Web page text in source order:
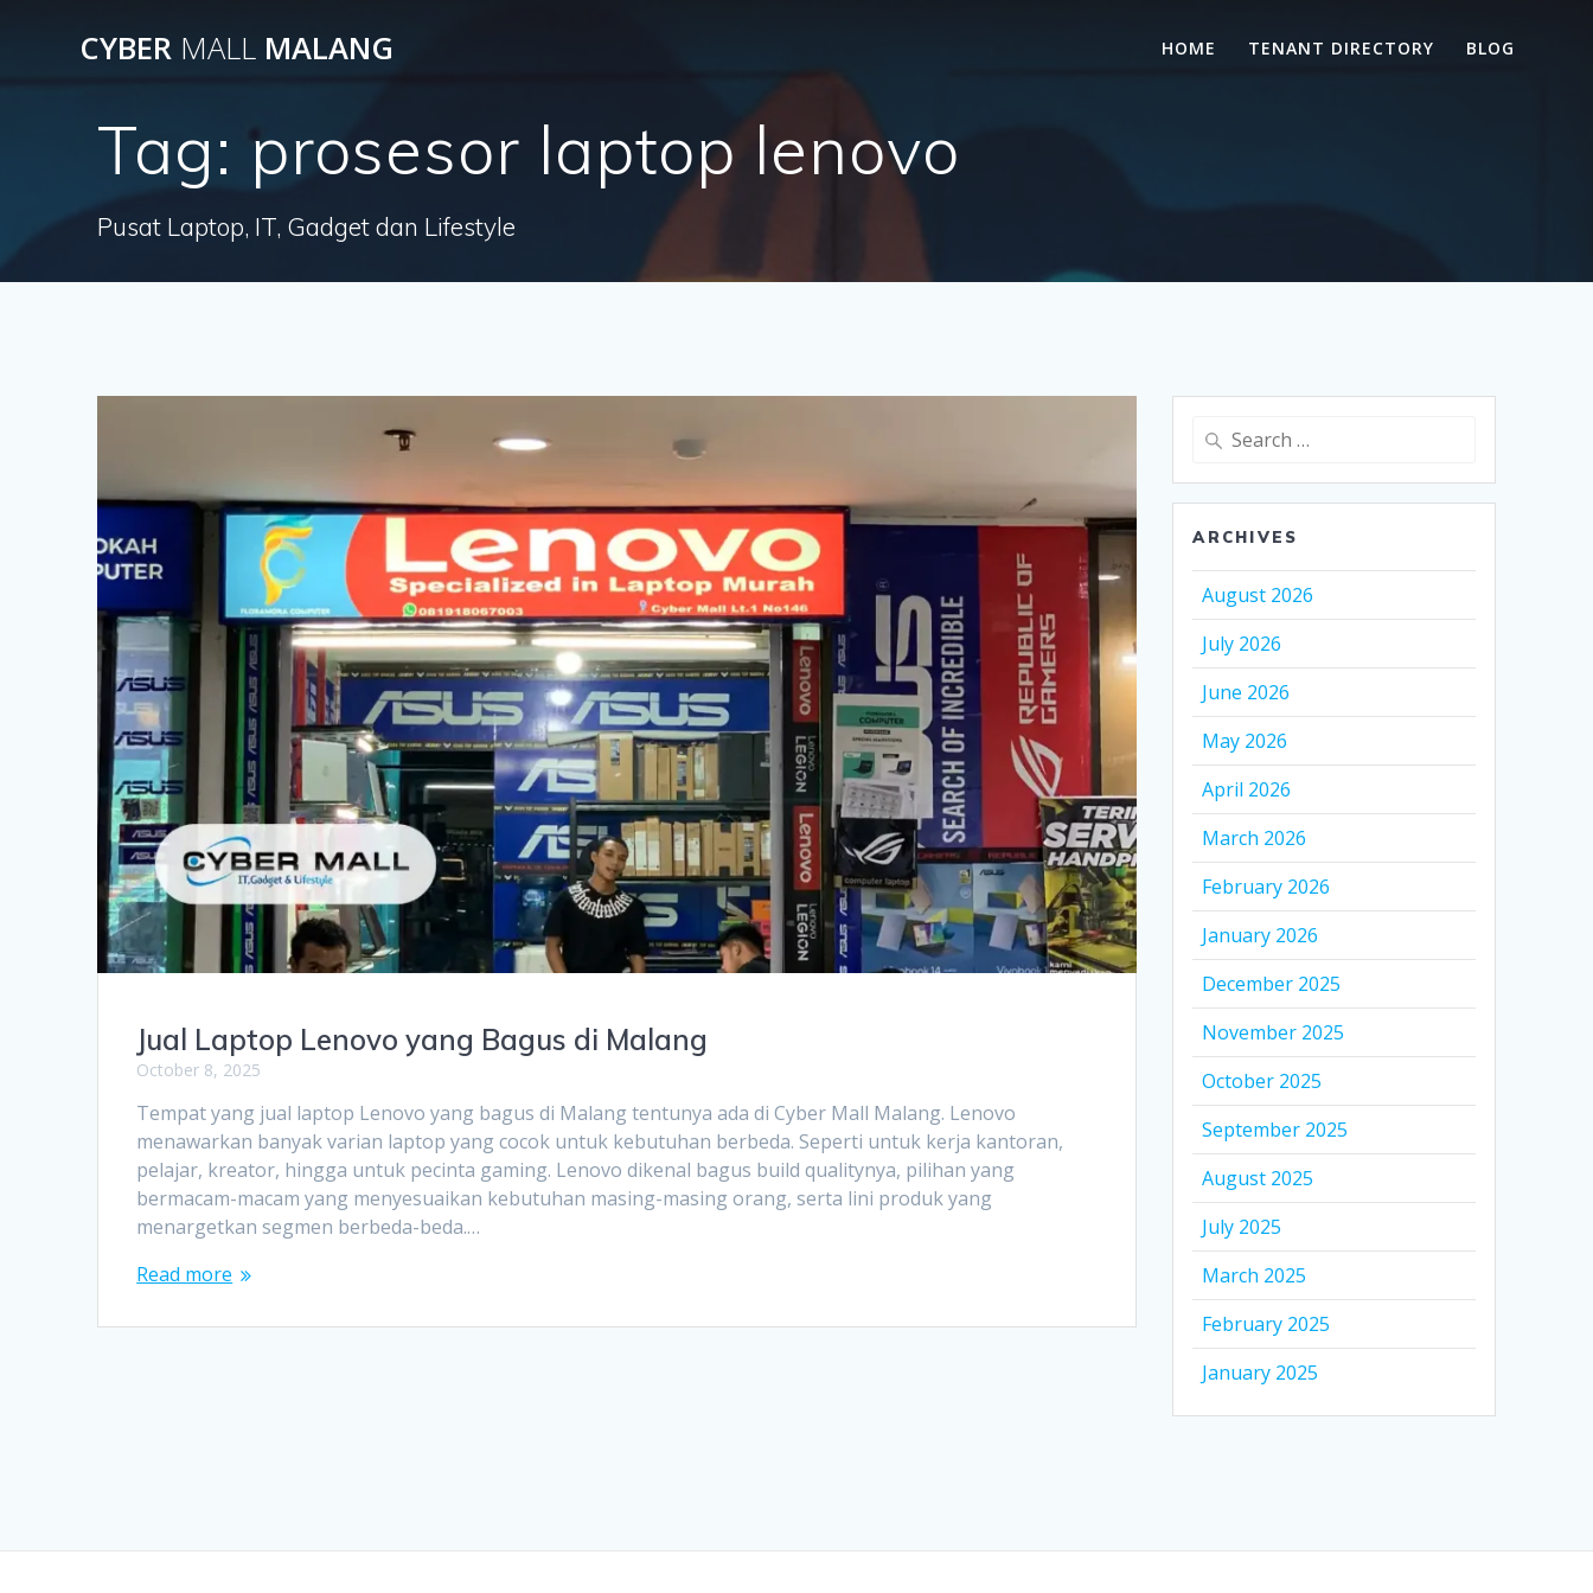
CYBER MALL MALANG HOME TENANT DIRECTORY BLOG
Tag: prosesor laptop lenovo
Pusat Laptop, IT, Gadget dan Lifestyle
Jual Laptop Lenovo yang Bagus di Malang
October 8, 2025
Tempat yang jual laptop Lenovo yang bagus di Malang tentunya ada di Cyber Mall Malang. Lenovo
menawarkan banyak varian laptop yang cocok untuk kebutuhan berbeda. Seperti untuk kerja kantoran,
pelajar, kreator, hingga untuk pecinta gaming. Lenovo dikenal bagus build qualitynya, pilihan yang
bermacam-macam yang menyesuaikan kebutuhan masing-masing orang, serta lini produk yang
menargetkan segmen berbeda-beda.…
Read more
Search
ARCHIVES
August 2026
July 2026
June 2026
May 2026
April 2026
March 2026
February 2026
January 2026
December 2025
November 2025
October 2025
September 2025
August 2025
July 2025
March 2025
February 2025
January 2025